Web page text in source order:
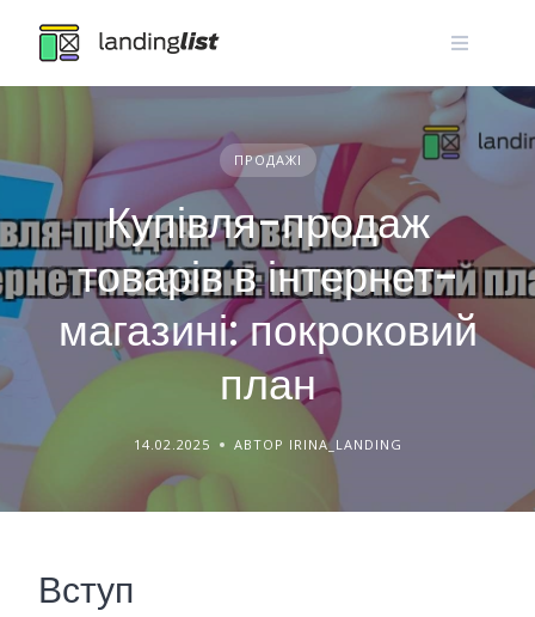
content
ПРОДАЖІ
Купівля-продаж
товарів в інтернет-
магазині: покроковий
план
14.02.2025 АВТОР IRINA_LANDING
Вступ